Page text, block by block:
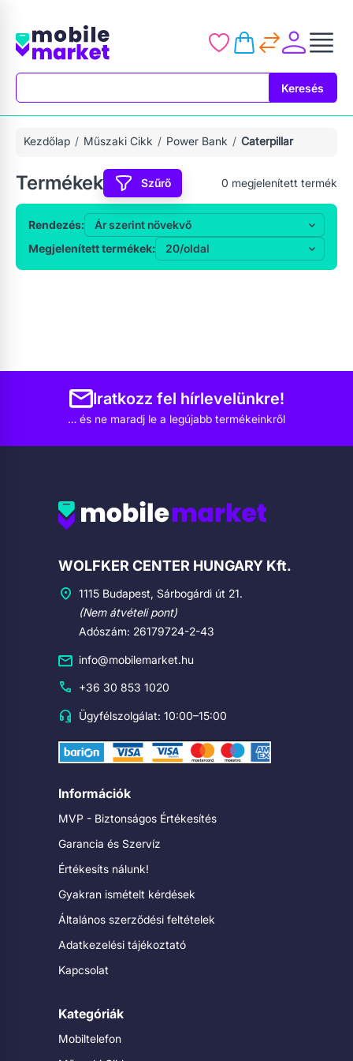
Keresés
Kezdőlap Műszaki Cikk Power Bank Caterpillar
Termékek Szűrő 0 megjelenített termék
Rendezés:
Megjelenített termékek:
Iratkozz fel hírlevelünkre!
… és ne maradj le a legújabb termékeinkről
Cégadatok
WOLFKER CENTER HUNGARY Kft.
1115 Budapest, Sárbogárdi út 21.
(Nem átvételi pont)
Adószám: 26179724-2-43
info@mobilemarket.hu
+36 30 853 1020
Ügyfélszolgálat: 10:00–15:00
Információk
MVP - Biztonságos Értékesítés
Garancia és Szervíz
Értékesíts nálunk!
Gyakran ismételt kérdések
Általános szerződési feltételek
Adatkezelési tájékoztató
Kapcsolat
Kategóriák
Mobiltelefon